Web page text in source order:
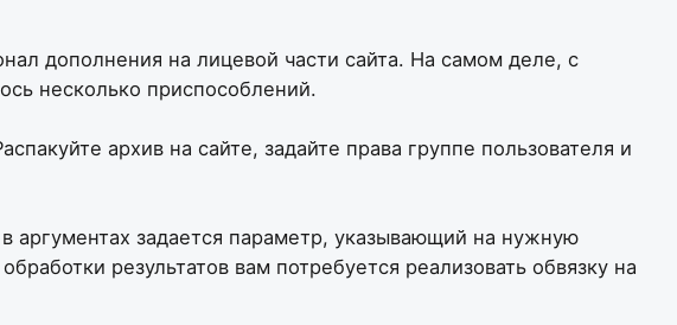
дополнения на лицевой части сайта. На самом деле, с
несколько приспособлений.
архив на сайте, задайте права группе пользователя и
аргументах задается параметр, указывающий на нужную
результатов вам потребуется реализовать обвязку на